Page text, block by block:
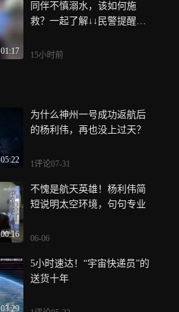
峡建立一种不同于过去60年
的新通行模式，此外，加里
谈判，但表示伊朗收到美方
浩然、欧栩滔、徐澄曦三名
少年默契配合，以496次的成
录，为中国少年鼓掌！
01:17
同伴不慎溺水，该如何施
救？一起了解↓↓民警提醒：
15小时前
05:22
为什么神州一号成功返航后
的杨利伟，再也没上过天？
1评论07-31
00:16
不愧是航天英雄！杨利伟简
短说明太空环境，句句专业
06-06
03:29
5小时速达！“宇宙快递员”的
送货十年